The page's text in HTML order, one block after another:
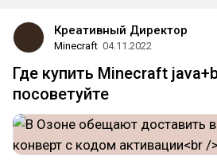
Креативный Директор
Minecraft 04.11.2022
Где купить Minecraft
посоветуйте